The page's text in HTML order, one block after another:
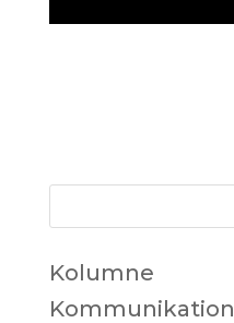
Kolumne
Kommunikation